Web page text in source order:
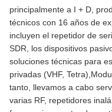
principalmente a I + D,
técnicos con 16 años de
incluyen el repetidor de
SDR, los dispositivos
soluciones técnicas para
privadas (VHF,
tanto, llevamos a cabo
varias RF, repetidores